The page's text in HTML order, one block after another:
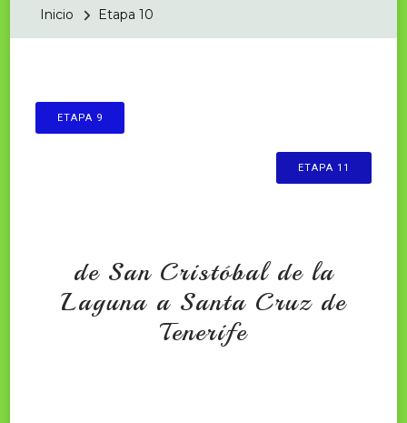
Inicio Etapa 10
ETAPA 9
ETAPA 11
de San Cristóbal de la
Laguna a Santa Cruz de
Tenerife